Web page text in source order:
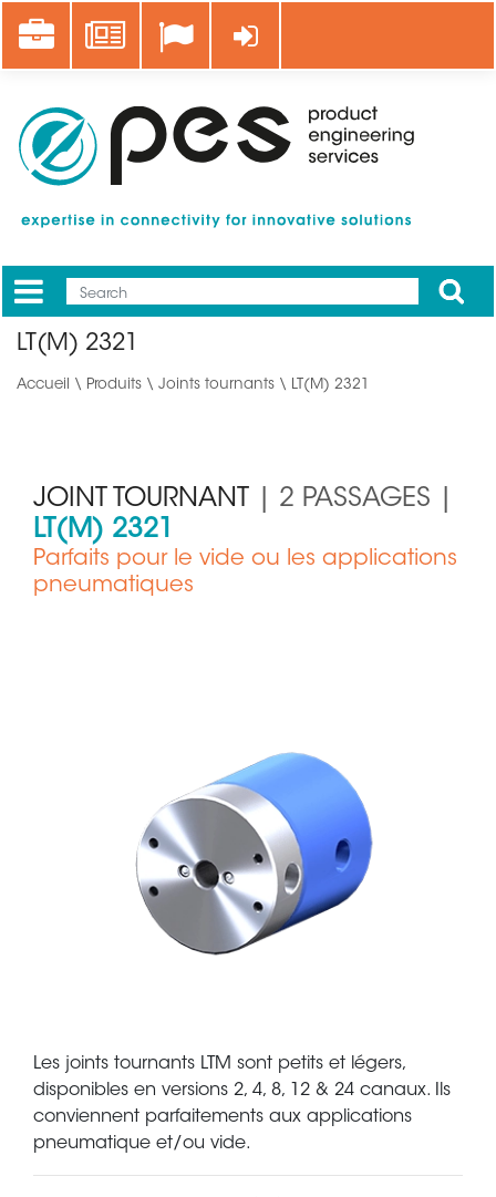
au
contenu
Career News Se connecter
Mobile
Main
Apply
LT(M) 2321
Accueil \ Produits \ Joints tournants \ LT(M) 2321
JOINT TOURNANT
| 2 PASSAGES |
LT(M) 2321
Parfaits pour le vide ou les applications
pneumatiques
Les joints tournants LTM sont petits et légers,
disponibles en versions 2, 4, 8, 12 & 24 canaux. Ils
conviennent parfaitements aux applications
pneumatique et/ou vide.